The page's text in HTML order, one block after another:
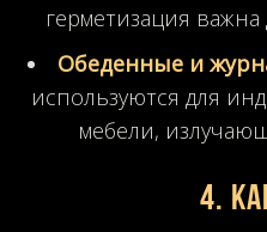
герметизация
Обеденные и
используются для
мебели,
4.